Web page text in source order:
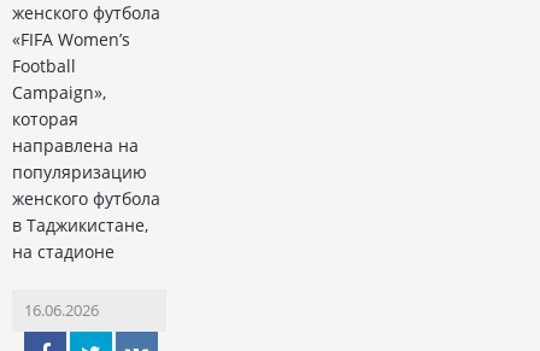
женского футбола
«FIFA Women’s
Football
Campaign»,
которая
направлена на
популяризацию
женского футбола
в Таджикистане,
на стадионе
16.06.2026